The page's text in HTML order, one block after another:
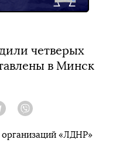
четверых
в Минск
Telegram
организаций «ЛДНР»